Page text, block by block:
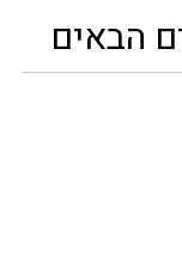
הבאים